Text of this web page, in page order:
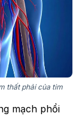
thất phải của tim
mạch phổi